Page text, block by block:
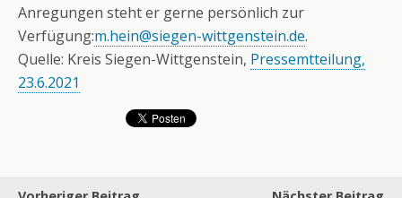
Anregungen steht er gerne persönlich zur
Verfügung:m.hein@siegen-wittgenstein.de.
Quelle: Kreis Siegen-Wittgenstein, Pressemtteilung,
23.6.2021